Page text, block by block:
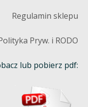
Regulamin sklepu
Pryw. i RODO
lub pobierz pdf: